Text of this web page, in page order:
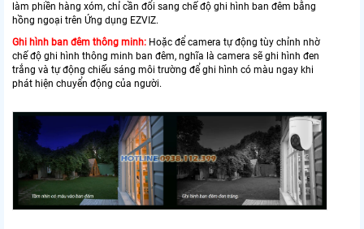
làm phiền hàng xóm, chỉ cần đổi sang chế độ ghi hình ban đêm bằng
hồng ngoại trên Ứng dụng EZVIZ.
Ghi hình ban đêm thông minh: Hoặc để camera tự động tùy chỉnh nhờ
chế độ ghi hình thông minh ban đêm, nghĩa là camera sẽ ghi hình đen
trắng và tự động chiếu sáng môi trường để ghi hình có màu ngay khi
phát hiện chuyển động của người.